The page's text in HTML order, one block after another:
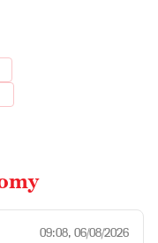
09:08, 06/08/2026